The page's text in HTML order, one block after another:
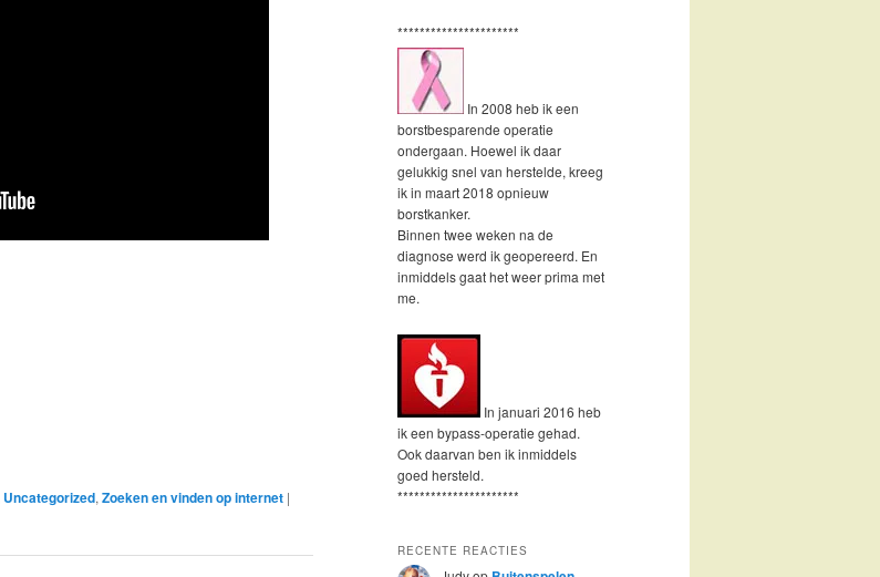
Uncategorized, Zoeken en vinden op internet |
**********************
In 2008 heb ik een
borstbesparende operatie
ondergaan. Hoewel ik daar
gelukkig snel van herstelde, kreeg
ik in maart 2018 opnieuw
borstkanker.
Binnen twee weken na de
diagnose werd ik geopereerd. En
inmiddels gaat het weer prima met
me.
In januari 2016 heb
ik een bypass-operatie gehad.
Ook daarvan ben ik inmiddels
goed hersteld.
**********************
RECENTE REACTIES